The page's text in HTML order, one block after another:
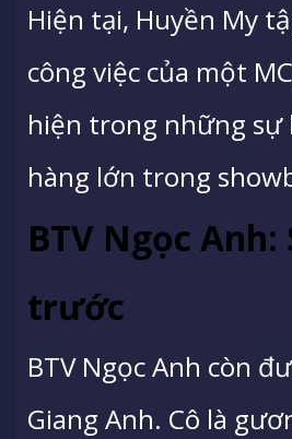
Hiện tại, Huyền My
công việc của một
hiện trong những sự
hàng lớn trong
BTV Ngọc
trước
BTV Ngọc Anh còn
Giang Anh. Cô là